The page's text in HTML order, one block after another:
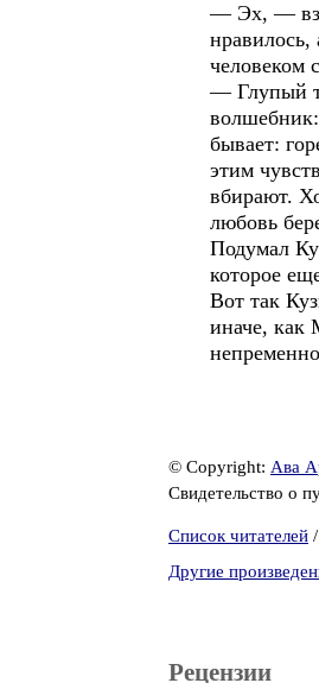
— Эх, —
нравилось,
человеком
— Глупый
бывает:
этим
вбирают.
любовь
Подумал
которое
Вот так
иначе, как
© Copyright: Ава
Свидетельство о
Список читателей /
Другие
Рецензии